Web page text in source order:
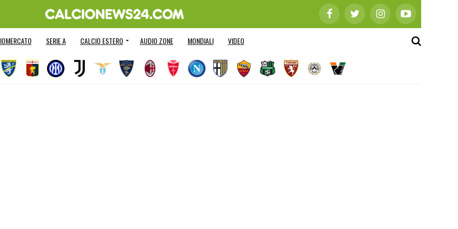
SERIE A CALCIO ESTERO AUDIO ZONE MONDIALI VIDEO